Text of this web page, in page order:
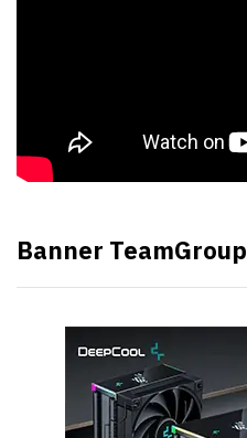
Banner TeamGroup